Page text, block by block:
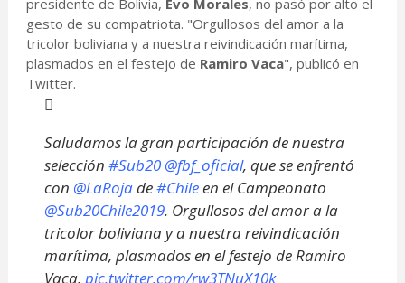
presidente de Bolivia, Evo Morales, no pasó por alto el
gesto de su compatriota. "Orgullosos del amor a la
tricolor boliviana y a nuestra reivindicación marítima,
plasmados en el festejo de Ramiro Vaca", publicó en
Twitter.
Saludamos la gran participación de nuestra
selección #Sub20 @fbf_oficial, que se enfrentó
con @LaRojade#Chileen el Campeonato
@Sub20Chile2019. Orgullosos del amor a la
tricolor boliviana y a nuestra reivindicación
marítima, plasmados en el festejo de Ramiro
Vaca. pic.twitter.com/rw3TNuX10k